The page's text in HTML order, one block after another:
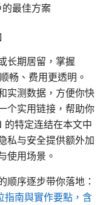
最佳方案
长期居留，掌握
畅、费用更透明。
实测数据，方便你快
个实用链接，帮助你
特定连结在本文中
私与安全提供额外加
使用场景。
顺序逐步带你落地：
指南與實作要點，含